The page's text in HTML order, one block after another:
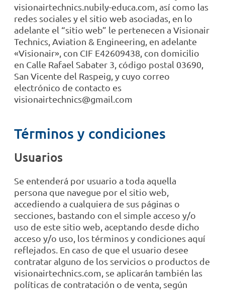
visionairtechnics.nubily-educa.com, así como las
redes sociales y el sitio web asociadas, en lo
adelante el “sitio web” le pertenecen a Visionair
Technics, Aviation & Engineering, en adelante
«Visionair», con CIF E42609438, con domicilio
en Calle Rafael Sabater 3, código postal 03690,
San Vicente del Raspeig, y cuyo correo
electrónico de contacto es
visionairtechnics@gmail.com
Términos y condiciones
Usuarios
Se entenderá por usuario a toda aquella
persona que navegue por el sitio web,
accediendo a cualquiera de sus páginas o
secciones, bastando con el simple acceso y/o
uso de este sitio web, aceptando desde dicho
acceso y/o uso, los términos y condiciones aquí
reflejados. En caso de que el usuario desee
contratar alguno de los servicios o productos de
visionairtechnics.com, se aplicarán también las
políticas de contratación o de venta, según